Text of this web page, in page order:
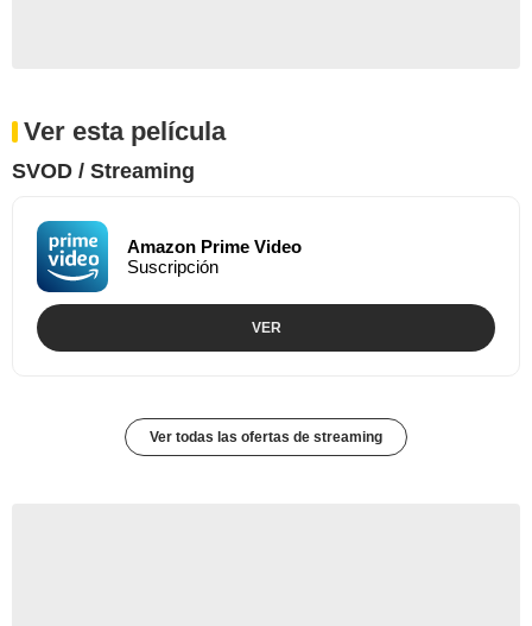
Ver esta película
SVOD / Streaming
Amazon Prime Video
Suscripción
VER
Ver todas las ofertas de streaming